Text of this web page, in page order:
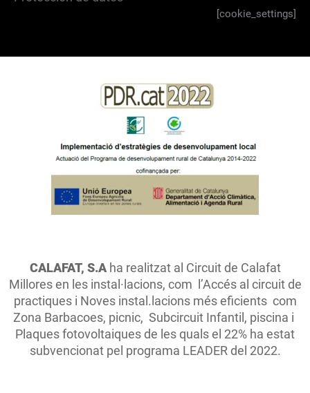
[cookie_settings]
CALAFAT, S.Aha realitzat al Circuit de Calafat
Millores en les instal·lacions, com l’Accés al circuit de
practiques i Noves instal.lacions més eficients com
Zona Barbacoes, picnic, Subcircuit Infantil, piscina i
Plaques fotovoltaiques de les quals el 22% ha estat
subvencionat pel programa LEADER del 2022.